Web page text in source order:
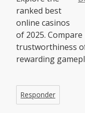
ranked best
online casinos
of 2025.
trustworthiness
rewarding
Responder